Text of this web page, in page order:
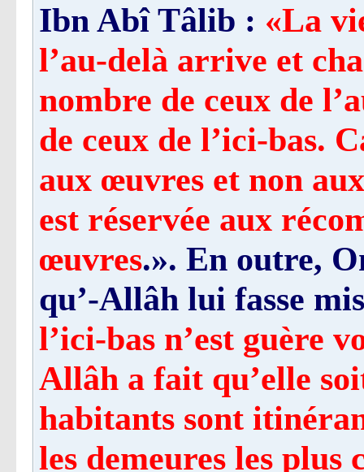
Ibn Abî Tâlib : «La
l’au-delà arrive et
nombre de ceux de
de ceux de l’ici-bas.
aux œuvres et non
est réservée aux
œuvres.». En outre,
qu’-Allâh lui fasse
l’ici-bas n’est guère
Allâh a fait qu’elle
habitants sont
les demeures les plus